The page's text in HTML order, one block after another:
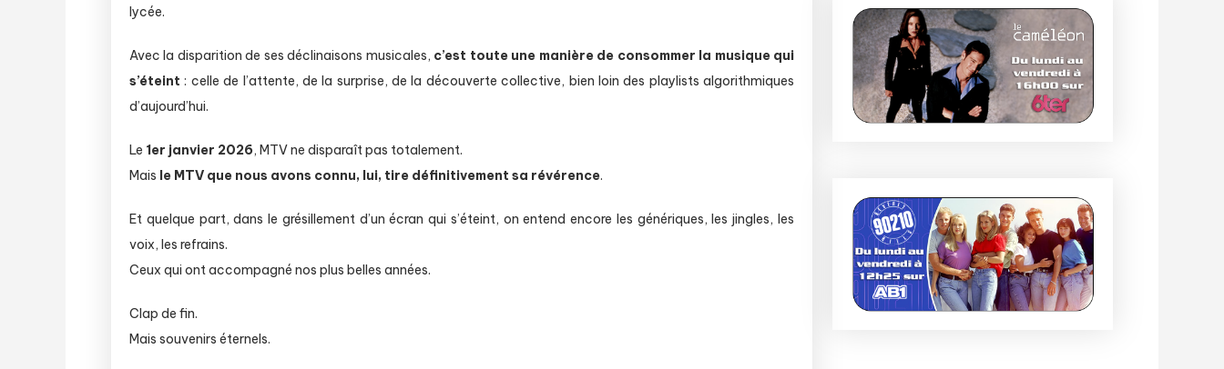
lycée.
Avec la disparition de ses déclinaisons musicales, c’est toute une manière de consommer la musique qui
s’éteint : celle de l’attente, de la surprise, de la découverte collective, bien loin des playlists algorithmiques
d’aujourd’hui.
Le 1er janvier 2026, MTV ne disparaît pas totalement.
Mais le MTV que nous avons connu, lui, tire définitivement sa révérence.
Et quelque part, dans le grésillement d’un écran qui s’éteint, on entend encore les génériques, les jingles, les
voix, les refrains.
Ceux qui ont accompagné nos plus belles années.
Clap de fin.
Mais souvenirs éternels.